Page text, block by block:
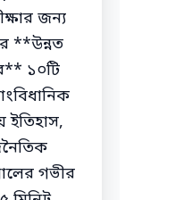
জন্য
**উন্নত
১০টি
ইতিহাস,
গভীর